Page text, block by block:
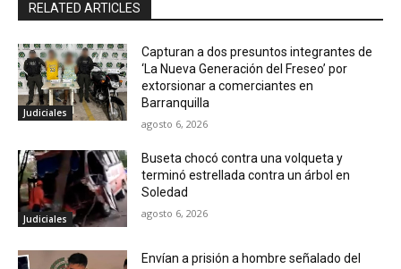
RELATED ARTICLES
Judiciales
Capturan a dos presuntos integrantes de
‘La Nueva Generación del Freseo’ por
extorsionar a comerciantes en
Barranquilla
agosto 6, 2026
Judiciales
Buseta chocó contra una volqueta y
terminó estrellada contra un árbol en
Soledad
agosto 6, 2026
Envían a prisión a hombre señalado del